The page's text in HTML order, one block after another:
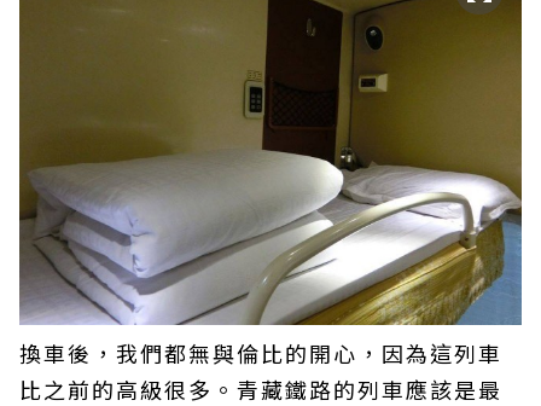
換車後，我們都無與倫比的開心，因為這列車
比之前的高級很多。青藏鐵路的列車應該是最